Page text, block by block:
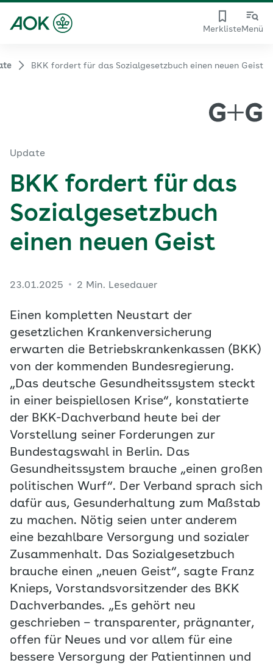
MerklisteMenü
BKK fordert für das Sozialgesetzbuch einen neuen Geist
Update
BKK fordert für das
Sozialgesetzbuch
einen neuen Geist
23.01.2025 2 Min. Lesedauer
Einen kompletten Neustart der
gesetzlichen Krankenversicherung
erwarten die Betriebskrankenkassen (BKK)
von der kommenden Bundesregierung.
„Das deutsche Gesundheitssystem steckt
in einer beispiellosen Krise“, konstatierte
der BKK-Dachverband heute bei der
Vorstellung seiner Forderungen zur
Bundestagswahl in Berlin. Das
Gesundheitssystem brauche „einen großen
politischen Wurf“. Der Verband sprach sich
dafür aus, Gesunderhaltung zum Maßstab
zu machen. Nötig seien unter anderem
eine bezahlbare Versorgung und sozialer
Zusammenhalt. Das Sozialgesetzbuch
brauche einen „neuen Geist“, sagte Franz
Knieps, Vorstandsvorsitzender des BKK
Dachverbandes. „Es gehört neu
geschrieben – transparenter, prägnanter,
offen für Neues und vor allem für eine
bessere Versorgung der Patientinnen und